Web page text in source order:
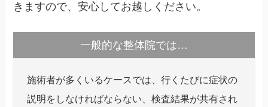
きますので、安心してお越しください。
一般的な整体院では…
施術者が多くいるケースでは、行くたびに症状の
説明をしなければならない、検査結果が共有され